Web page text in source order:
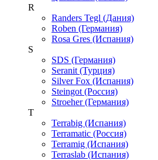
R
Randers Tegl (Дания)
Roben (Германия)
Rosa Gres (Испания)
S
SDS (Германия)
Seranit (Турция)
Silver Fox (Испания)
Steingot (Россия)
Stroeher (Германия)
T
Terrabig (Испания)
Terramatic (Россия)
Terramig (Испания)
Terraslab (Испания)